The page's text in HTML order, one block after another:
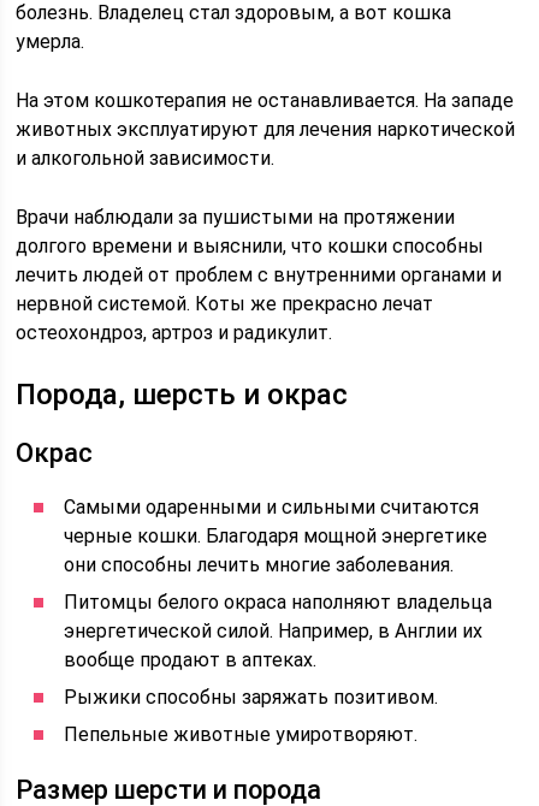
болезнь. Владелец стал здоровым, а вот кошка
умерла.
На этом кошкотерапия не останавливается. На западе
животных эксплуатируют для лечения наркотической
и алкогольной зависимости.
Врачи наблюдали за пушистыми на протяжении
долгого времени и выяснили, что кошки способны
лечить людей от проблем с внутренними органами и
нервной системой. Коты же прекрасно лечат
остеохондроз, артроз и радикулит.
Порода, шерсть и окрас
Окрас
Самыми одаренными и сильными считаются
черные кошки. Благодаря мощной энергетике
они способны лечить многие заболевания.
Питомцы белого окраса наполняют владельца
энергетической силой. Например, в Англии их
вообще продают в аптеках.
Рыжики способны заряжать позитивом.
Пепельные животные умиротворяют.
Размер шерсти и порода